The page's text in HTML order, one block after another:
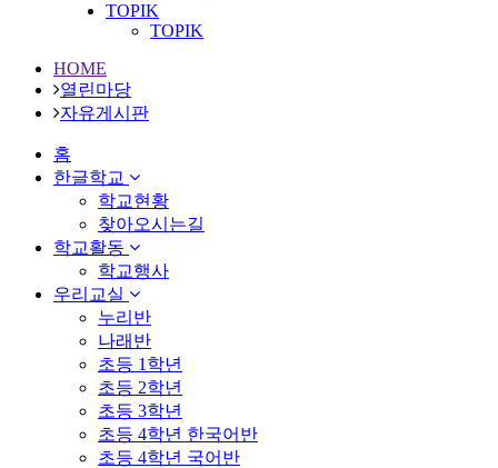
TOPIK
TOPIK
HOME
열린마당
자유게시판
홈
한글학교
학교현황
찾아오시는길
학교활동
학교행사
우리교실
누리반
나래반
초등 1학년
초등 2학년
초등 3학년
초등 4학년 한국어반
초등 4학년 국어반